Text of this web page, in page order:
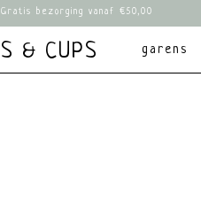
Gratis bezorging vanaf €50,00
& CUPS garens